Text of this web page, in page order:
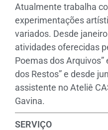
Atualmente trabalha
experimentações
variados. Desde
atividades oferecidas
Poemas dos Arquivos”
dos Restos” e desde
assistente no Ateliê
Gavina.
SERVIÇO